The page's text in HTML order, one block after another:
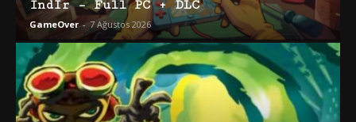
İndir – Full PC + DLC
GameOver - 7 Ağustos 2026